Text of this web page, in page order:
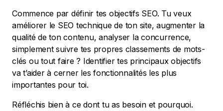
Commence par définir tes objectifs SEO. Tu veux
améliorer le SEO technique de ton site, augmenter la
qualité de ton contenu, analyser la concurrence,
simplement suivre tes propres classements de mots-
clés ou tout faire ? Identifier tes principaux objectifs
va t’aider à cerner les fonctionnalités les plus
importantes pour toi.
Réfléchis bien à ce dont tu as besoin et pourquoi.